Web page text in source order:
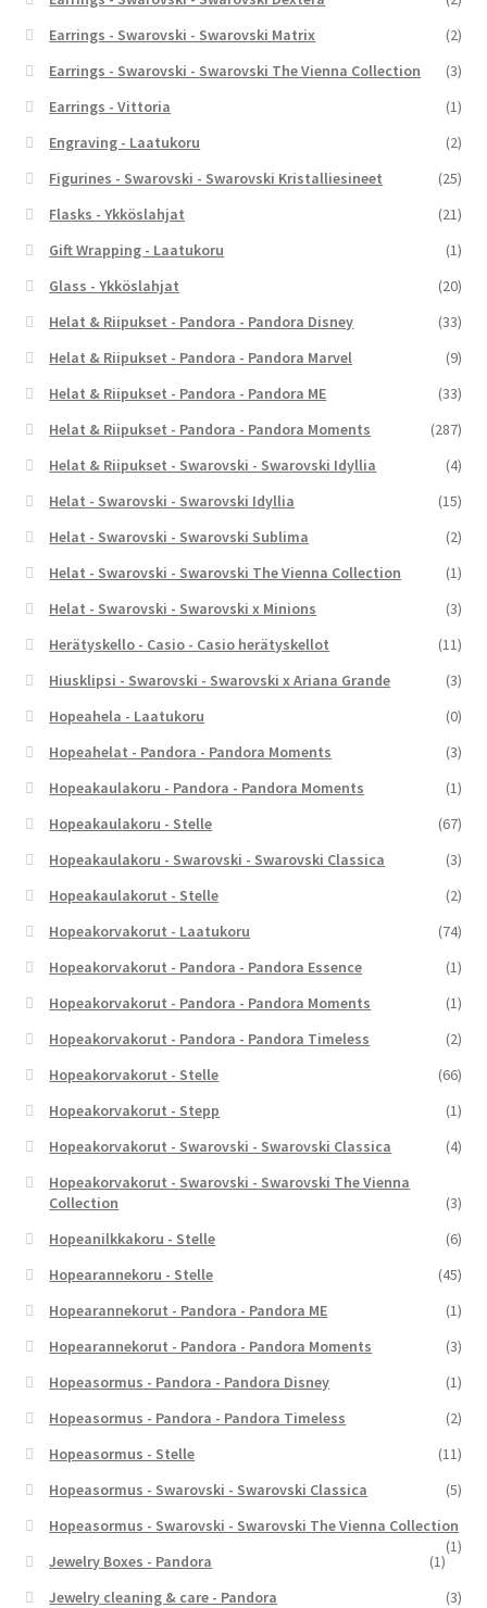
Earrings - Swarovski - Swarovski Matrix
(2)
Earrings - Swarovski - Swarovski The Vienna Collection
(3)
Earrings - Vittoria
(1)
Engraving - Laatukoru
(2)
Figurines - Swarovski - Swarovski Kristalliesineet
(25)
Flasks - Ykköslahjat
(21)
Gift Wrapping - Laatukoru
(1)
Glass - Ykköslahjat
(20)
Helat & Riipukset - Pandora - Pandora Disney
(33)
Helat & Riipukset - Pandora - Pandora Marvel
(9)
Helat & Riipukset - Pandora - Pandora ME
(33)
Helat & Riipukset - Pandora - Pandora Moments
(287)
Helat & Riipukset - Swarovski - Swarovski Idyllia
(4)
Helat - Swarovski - Swarovski Idyllia
(15)
Helat - Swarovski - Swarovski Sublima
(2)
Helat - Swarovski - Swarovski The Vienna Collection
(1)
Helat - Swarovski - Swarovski x Minions
(3)
Herätyskello - Casio - Casio herätyskellot
(11)
Hiusklipsi - Swarovski - Swarovski x Ariana Grande
(3)
Hopeahela - Laatukoru
(0)
Hopeahelat - Pandora - Pandora Moments
(3)
Hopeakaulakoru - Pandora - Pandora Moments
(1)
Hopeakaulakoru - Stelle
(67)
Hopeakaulakoru - Swarovski - Swarovski Classica
(3)
Hopeakaulakorut - Stelle
(2)
Hopeakorvakorut - Laatukoru
(74)
Hopeakorvakorut - Pandora - Pandora Essence
(1)
Hopeakorvakorut - Pandora - Pandora Moments
(1)
Hopeakorvakorut - Pandora - Pandora Timeless
(2)
Hopeakorvakorut - Stelle
(66)
Hopeakorvakorut - Stepp
(1)
Hopeakorvakorut - Swarovski - Swarovski Classica
(4)
Hopeakorvakorut - Swarovski - Swarovski The Vienna
Collection
(3)
Hopeanilkkakoru - Stelle
(6)
Hopearannekoru - Stelle
(45)
Hopearannekorut - Pandora - Pandora ME
(1)
Hopearannekorut - Pandora - Pandora Moments
(3)
Hopeasormus - Pandora - Pandora Disney
(1)
Hopeasormus - Pandora - Pandora Timeless
(2)
Hopeasormus - Stelle
(11)
Hopeasormus - Swarovski - Swarovski Classica
(5)
Hopeasormus - Swarovski - Swarovski The Vienna Collection
(1)
Jewelry Boxes - Pandora
(1)
Jewelry cleaning & care - Pandora
(3)